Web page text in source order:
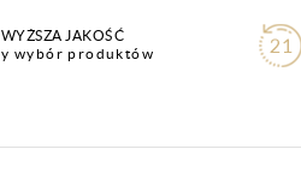
JAKOŚĆ
wybór produktów